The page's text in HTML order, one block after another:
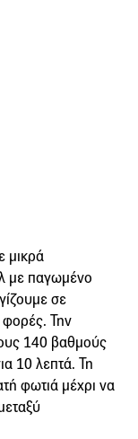
μικρά
με παγωμένο
σε
φορές. Την
140 βαθμούς
10 λεπτά. Τη
φωτιά μέχρι να